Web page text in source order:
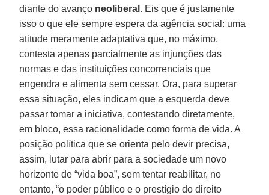
diante do avanço neoliberal . Eis que é justamente
isso o que ele sempre espera da agência social: uma
atitude meramente adaptativa que, no máximo,
contesta apenas parcialmente as injunções das
normas e das instituições concorrenciais que
engendra e alimenta sem cessar. Ora, para superar
essa situação, eles indicam que a esquerda deve
passar tomar a iniciativa, contestando diretamente,
em bloco, essa racionalidade como forma de vida. A
posição política que se orienta pelo devir precisa,
assim, lutar para abrir para a sociedade um novo
horizonte de “vida boa”, sem tentar reabilitar, no
entanto, “o poder público e o prestígio do direito